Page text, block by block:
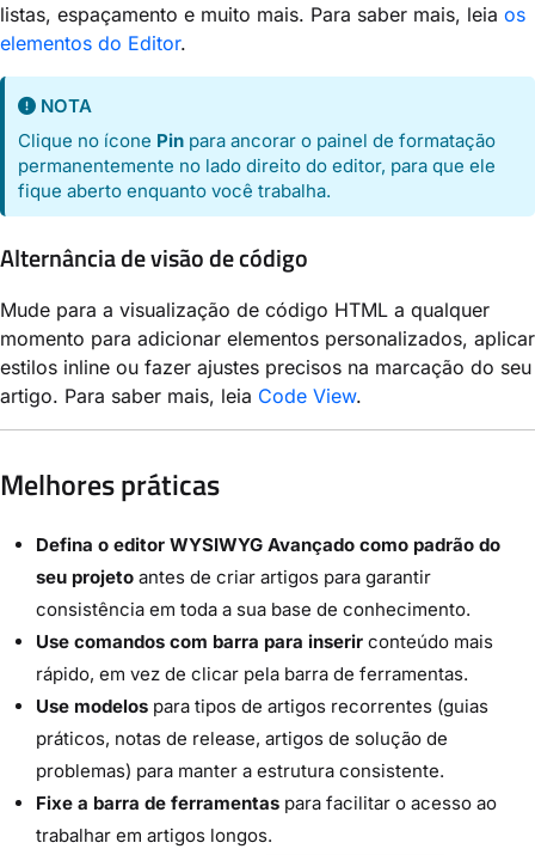
listas, espaçamento e muito mais. Para saber mais, leia os
elementos do Editor.
NOTA
Clique no ícone Pin para ancorar o painel de formatação
permanentemente no lado direito do editor, para que ele
fique aberto enquanto você trabalha.
Alternância de visão de código
Mude para a visualização de código HTML a qualquer
momento para adicionar elementos personalizados, aplicar
estilos inline ou fazer ajustes precisos na marcação do seu
artigo. Para saber mais, leia Code View.
Melhores práticas
Defina o editor WYSIWYG Avançado como padrão do
seu projeto antes de criar artigos para garantir
consistência em toda a sua base de conhecimento.
Use comandos com barra para inserir conteúdo mais
rápido, em vez de clicar pela barra de ferramentas.
Use modelos para tipos de artigos recorrentes (guias
práticos, notas de release, artigos de solução de
problemas) para manter a estrutura consistente.
Fixe a barra de ferramentas para facilitar o acesso ao
trabalhar em artigos longos.